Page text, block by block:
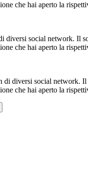
che hai aperto la
social network. Il
che hai aperto la
diversi social network.
che hai aperto la